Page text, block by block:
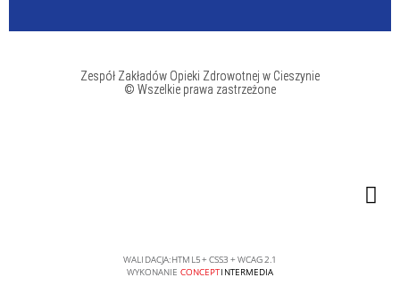
Zespół Zakładów Opieki Zdrowotnej w Cieszynie
© Wszelkie prawa zastrzeżone
WALIDACJA:HTML5+CSS3 +WCAG 2.1
WYKONANIE CONCEPTINTERMEDIA